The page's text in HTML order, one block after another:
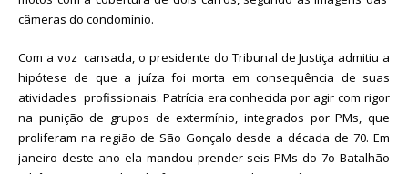
câmeras do condomínio.
Com a voz cansada, o presidente do Tribunal de Justiça admitiu a
hipótese de que a juíza foi morta em consequência de suas
atividades profissionais. Patrícia era conhecida por agir com rigor
na punição de grupos de extermínio, integrados por PMs, que
proliferam na região de São Gonçalo desde a década de 70. Em
janeiro deste ano ela mandou prender seis PMs do 7o Batalhão